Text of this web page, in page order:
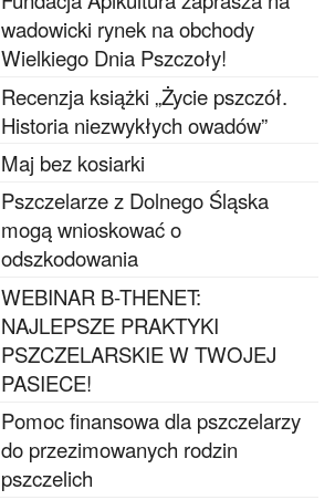
wadowicki rynek na obchody
Wielkiego Dnia Pszczoły!
Recenzja książki „Życie pszczół.
Historia niezwykłych owadów”
Maj bez kosiarki
Pszczelarze z Dolnego Śląska
mogą wnioskować o
odszkodowania
WEBINAR B-THENET:
NAJLEPSZE PRAKTYKI
PSZCZELARSKIE W TWOJEJ
PASIECE!
Pomoc finansowa dla pszczelarzy
do przezimowanych rodzin
pszczelich